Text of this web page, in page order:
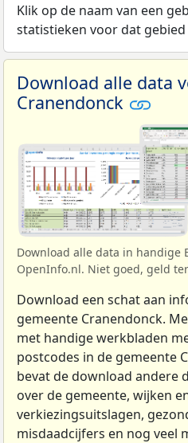
Klik op de naam van een
statistieken voor dat
Download alle data
Cranendonck
Download alle data in handige
OpenInfo.nl. Niet goed, geld
Download een schat aan
gemeente Cranendonck.
met handige werkbladen
postcodes in de gemeente
bevat de download andere
over de gemeente, wijken
verkiezingsuitslagen,
misdaadcijfers en nog veel